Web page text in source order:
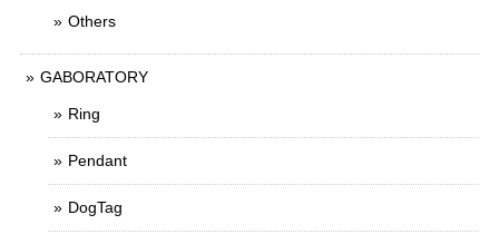
Others
GABORATORY
Ring
Pendant
DogTag